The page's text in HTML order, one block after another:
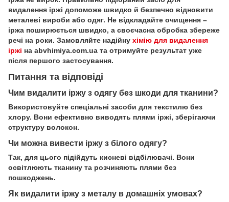
видалення іржі допоможе швидко й безпечно відновити
металеві вироби або одяг. Не відкладайте очищення –
іржа поширюється швидко, а своєчасна обробка збереже
речі на роки. Замовляйте надійну хімію для видалення
іржі на abvhimiya.com.ua та отримуйте результат уже
після першого застосування.
Питання та відповіді
Чим видалити іржу з одягу без шкоди для тканини?
Використовуйте спеціальні засоби для текстилю без
хлору. Вони ефективно виводять плями іржі, зберігаючи
структуру волокон.
Чи можна вивести іржу з білого одягу?
Так, для цього підійдуть кисневі відбілювачі. Вони
освітлюють тканину та розчиняють плями без
пошкоджень.
Як видалити іржу з металу в домашніх умовах?